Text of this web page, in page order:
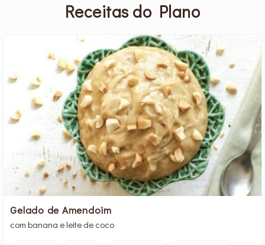
Receitas do Plano
Gelado de Amendoim
com banana e leite de coco